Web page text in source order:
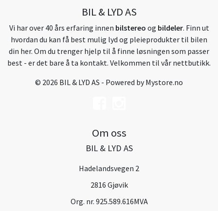
BIL & LYD AS
Vi har over 40 års erfaring innen bilstereo og bildeler. Finn ut
hvordan du kan få best mulig lyd og pleieprodukter til bilen
din her. Om du trenger hjelp til å finne løsningen som passer
best - er det bare å ta kontakt. Velkommen til vår nettbutikk.
© 2026 BIL & LYD AS - Powered byMystore.no
Om oss
BIL & LYD AS
Hadelandsvegen 2
2816 Gjøvik
Org. nr. 925.589.616MVA